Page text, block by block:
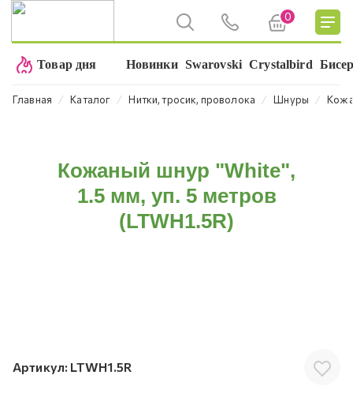
0
Товар дня Новинки Swarovski Crystalbird
Главная ⁄ Каталог ⁄ Нитки, тросик, проволока ⁄ Шнуры ⁄
Кожаный шнур "White",
1.5 мм, уп. 5 метров
(LTWH1.5R)
Артикул: LTWH1.5R